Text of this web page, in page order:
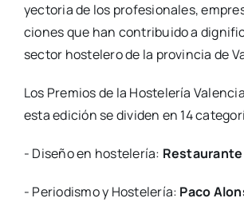
yec­to­ria de los pro­fe­sio­na­les,
cio­nes que han con­tri­bui­do a
sec­tor hos­te­le­ro de la pro­vin­cia de
Los Pre­mios de la Hos­te­le­ría
esta edi­ción se divi­den en 14
- Dise­ño en hos­te­le­ría: Res­tau­ran­te
- Perio­dis­mo y Hos­te­le­ría: Paco